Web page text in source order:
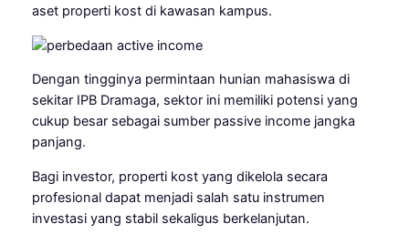
aset properti kost di kawasan kampus.
Dengan tingginya permintaan hunian mahasiswa di
sekitar IPB Dramaga, sektor ini memiliki potensi yang
cukup besar sebagai sumber passive income jangka
panjang.
Bagi investor, properti kost yang dikelola secara
profesional dapat menjadi salah satu instrumen
investasi yang stabil sekaligus berkelanjutan.